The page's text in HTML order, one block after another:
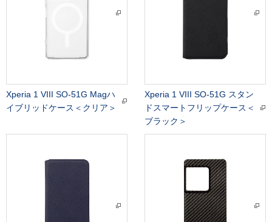
Xperia 1 VIII SO-51G Magハ
イブリッドケース＜クリア＞
Xperia 1 VIII SO-51G スタン
ドスマートフリップケース＜
ブラック＞